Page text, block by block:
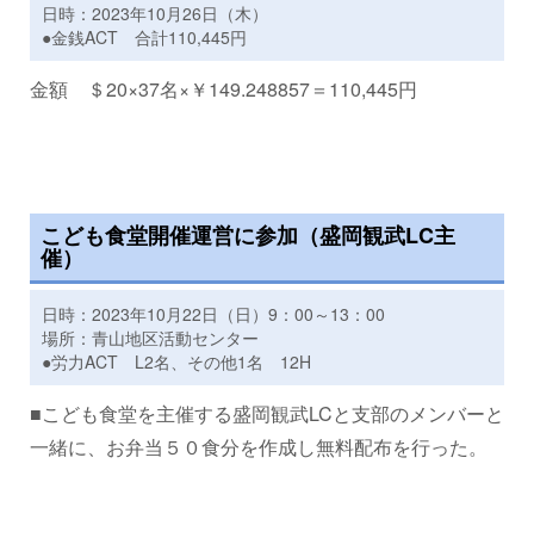
日時：2023年10月26日（木）
●金銭ACT 合計110,445円
金額 ＄20×37名×￥149.248857＝110,445円
こども食堂開催運営に参加（盛岡観武LC主
催）
日時：2023年10月22日（日）9：00～13：00
場所：青山地区活動センター
●労力ACT L2名、その他1名 12H
■こども食堂を主催する盛岡観武LCと支部のメンバーと
一緒に、お弁当５０食分を作成し無料配布を行った。